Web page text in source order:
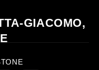
GIACOMO,